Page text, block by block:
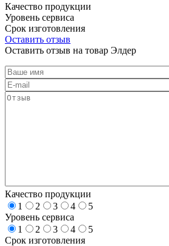
Качество продукции
Уровень сервиса
Срок изготовления
Оставить отзыв
Оставить отзыв на товар Элдер
Качество продукции
1
2 3 4
5
Уровень сервиса
1
2 3 4
5
Срок изготовления